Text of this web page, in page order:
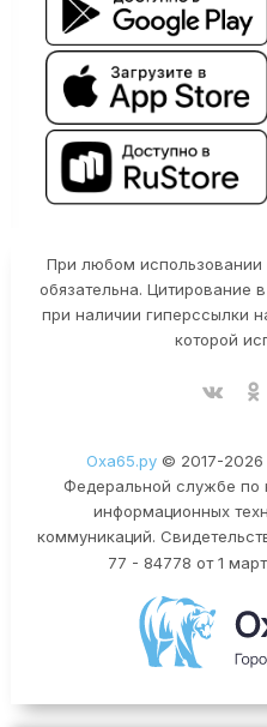
При любом использовании
обязательна. Цитирование
при наличии гиперссылки
которой
Оха65.ру© 2017-2026
Федеральной службе по
информационных
коммуникаций.
77 - 84778 от 1